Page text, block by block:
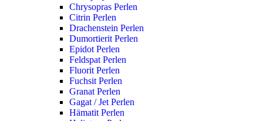
Chrysopras Perlen
Citrin Perlen
Drachenstein Perlen
Dumortierit Perlen
Epidot Perlen
Feldspat Perlen
Fluorit Perlen
Fuchsit Perlen
Granat Perlen
Gagat / Jet Perlen
Hämatit Perlen